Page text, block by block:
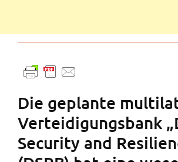
Die geplante
Verteidigungsbank
Security and